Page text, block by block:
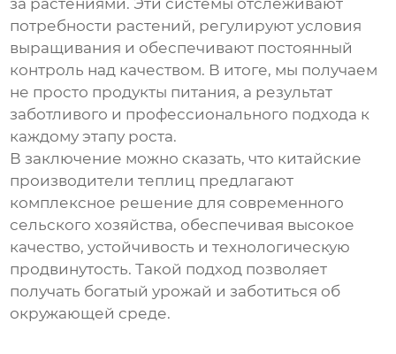
за растениями. Эти системы отслеживают
потребности растений, регулируют условия
выращивания и обеспечивают постоянный
контроль над качеством. В итоге, мы получаем
не просто продукты питания, а результат
заботливого и профессионального подхода к
каждому этапу роста.
В заключение можно сказать, что китайские
производители теплиц предлагают
комплексное решение для современного
сельского хозяйства, обеспечивая высокое
качество, устойчивость и технологическую
продвинутость. Такой подход позволяет
получать богатый урожай и заботиться об
окружающей среде.